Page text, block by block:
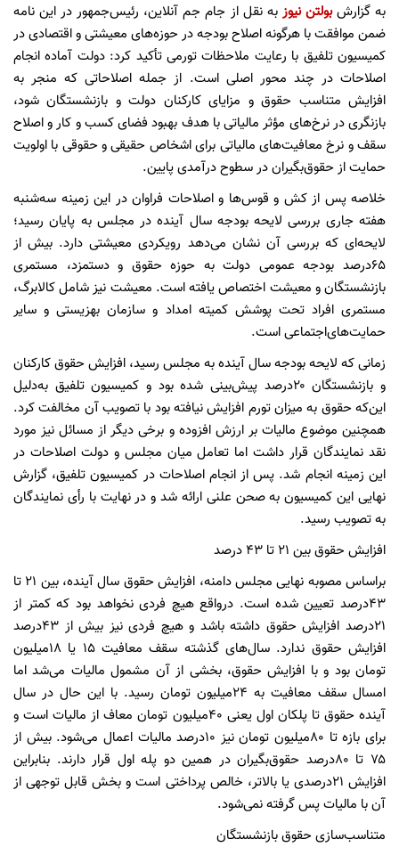
به گزارشبولتن نیوز به نقل از جام جم آنلاین، رئیس‌جمهور در این نامه
ضمن موافقت با هرگونه اصلاح بودجه در حوزه‌های معیشتی و اقتصادی در
کمیسیون تلفیق با رعایت ملاحظات تورمی تأکید کرد: دولت آماده انجام
اصلاحات در چند محور اصلی است. از جمله اصلاحاتی که منجر به
افزایش متناسب حقوق و مزایای کارکنان دولت و بازنشستگان شود،
بازنگری در نرخ‌های مؤثر مالیاتی با هدف بهبود فضای کسب ‌و کار و اصلاح
سقف و نرخ معافیت‌های مالیاتی برای اشخاص حقیقی و حقوقی با اولویت
حمایت از حقوق‌بگیران در سطوح درآمدی پایین.
خلاصه پس از کش و قوس‌ها و اصلاحات فراوان در این زمینه سه‌شنبه
هفته جاری بررسی لایحه بودجه سال آینده در مجلس به پایان رسید؛
لایحه‌ای که بررسی آن نشان می‌دهد رویکردی معیشتی دارد. بیش از
۶۵درصد بودجه عمومی دولت به حوزه حقوق و دستمزد، مستمری
بازنشستگان و معیشت اختصاص یافته است. معیشت نیز شامل کالابرگ،
مستمری افراد تحت پوشش کمیته امداد و سازمان بهزیستی و سایر
حمایت‌های‌اجتماعی است.
زمانی که لایحه بودجه سال آینده به مجلس رسید، افزایش حقوق کارکنان
و بازنشستگان ۲۰درصد پیش‌بینی شده بود و کمیسیون تلفیق به‌دلیل
این‌که حقوق به میزان تورم افزایش نیافته بود با تصویب آن مخالفت کرد.
همچنین موضوع مالیات بر ارزش افزوده و برخی دیگر از مسائل نیز مورد
نقد نمایندگان قرار داشت اما تعامل میان مجلس و دولت اصلاحات در
این زمینه انجام شد. پس از انجام اصلاحات در کمیسیون تلفیق، گزارش
نهایی این کمیسیون به صحن علنی ارائه شد و در نهایت با رأی نمایندگان
به تصویب رسید.
افزایش حقوق بین ۲۱ تا ۴۳ درصد
براساس مصوبه نهایی مجلس دامنه، افزایش حقوق سال آینده، بین ۲۱ تا
۴۳درصد تعیین شده است. درواقع هیچ فردی نخواهد بود که کمتر از
۲۱درصد افزایش حقوق داشته باشد و هیچ فردی نیز بیش از ۴۳درصد
افزایش حقوق ندارد. سال‌های گذشته سقف معافیت ۱۵ یا ۱۸میلیون
تومان بود و با افزایش حقوق، بخشی از آن مشمول مالیات می‌شد اما
امسال سقف معافیت به ۲۴میلیون تومان رسید. با این حال در سال
آینده حقوق تا پلکان اول یعنی ۴۰میلیون تومان معاف از مالیات است و
برای بازه تا ۸۰میلیون تومان نیز ۱۰درصد مالیات اعمال می‌شود. بیش از
۷۵ تا ۸۰درصد حقوق‌بگیران در همین دو پله اول قرار دارند. بنابراین
افزایش ۲۱درصدی یا بالاتر، خالص پرداختی است و بخش قابل توجهی از
آن با مالیات پس گرفته نمی‌شود.
متناسب‌سازی حقوق بازنشستگان